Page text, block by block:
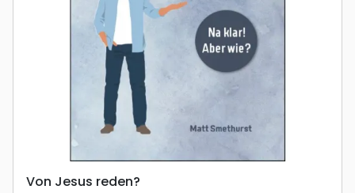
Von Jesus reden?